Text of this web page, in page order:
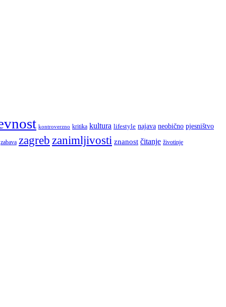
kontroverzno kritika kultura lifestyle najava neobično pjesništvo
zabava zagreb zanimljivosti znanost čitanje životinje